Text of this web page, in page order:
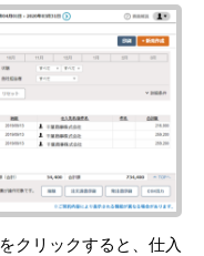
クリックすると、仕入